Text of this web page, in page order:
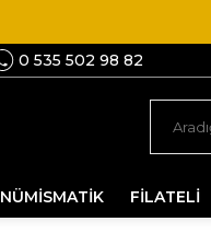
0 535 502 98 82
NÜMİSMATİK FİLATELİ